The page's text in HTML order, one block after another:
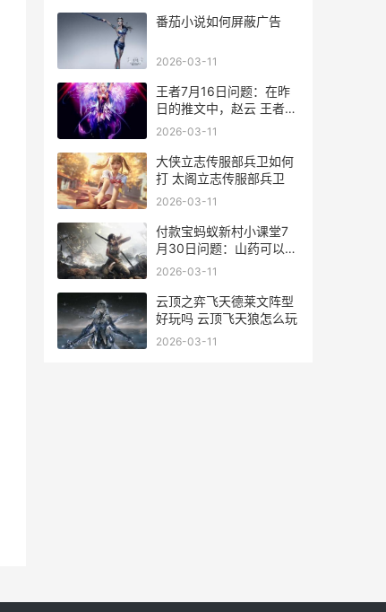
番茄小说如何屏蔽广告
2026-03-11
王者7月16日问题：在昨
日的推文中，赵云 王者荣
耀7月6号更新内容
2026-03-11
大侠立志传服部兵卫如何
打 太阁立志传服部兵卫
2026-03-11
付款宝蚂蚁新村小课堂7
月30日问题：山药可以连
作吗 支付宝蚂蚁新村今天
2026-03-11
云顶之弈飞天德莱文阵型
好玩吗 云顶飞天狼怎么玩
2026-03-11